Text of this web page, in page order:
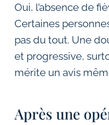
Oui, l’absence de
Certaines
pas du tout. Une
et progressive,
mérite un avis
Après une